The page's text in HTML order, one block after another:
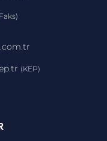
(KEP)